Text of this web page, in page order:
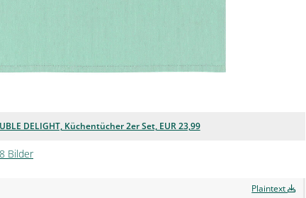
DELIGHT, Küchentücher 2er Set, EUR 23,99
Bilder
Plaintext